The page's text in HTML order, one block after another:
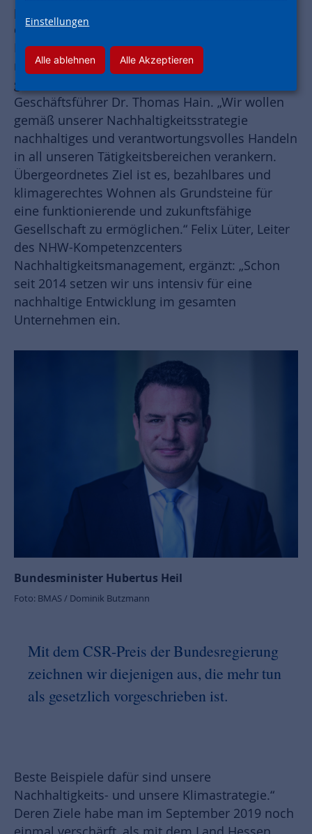
per Video-Live-Stream. Die NHW hat vor allem
durch ihr ganzheitliches
Nachhaltigkeitsengagement überzeugt. „Es freut
mich sehr, dass wir diesen renommierten Preis
gewonnen haben“, so der Leitende
Geschäftsführer Dr. Thomas Hain. „Wir wollen
gemäß unserer Nachhaltigkeitsstrategie
nachhaltiges und verantwortungsvolles Handeln
in all unseren Tätigkeitsbereichen verankern.
Übergeordnetes Ziel ist es, bezahlbares und
klimagerechtes Wohnen als Grundsteine für
eine funktionierende und zukunftsfähige
Gesellschaft zu ermöglichen.“ Felix Lüter, Leiter
des NHW-Kompetenzcenters
Nachhaltigkeitsmanagement, ergänzt: „Schon
seit 2014 setzen wir uns intensiv für eine
nachhaltige Entwicklung im gesamten
Unternehmen ein.
Bundesminister Hubertus Heil
Foto: BMAS / Dominik Butzmann
Mit dem CSR-Preis der Bundesregierung
zeichnen wir diejenigen aus, die mehr tun
als gesetzlich vorgeschrieben ist.
Beste Beispiele dafür sind unsere
Nachhaltigkeits- und unsere Klimastrategie.“
Deren Ziele habe man im September 2019 noch
Einstellungen
Alle ablehnen Alle Akzeptieren